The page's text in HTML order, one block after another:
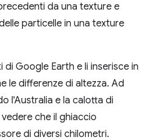
da una texture e
particelle in una texture
di Google Earth e li inserisce in
le differenze di altezza. Ad
l'Australia e la calotta di
che il ghiaccio
di diversi chilometri.